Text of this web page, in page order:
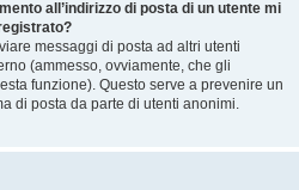
all’indirizzo di posta di un utente mi
messaggi di posta ad altri utenti
(ammesso, ovviamente, che gli
funzione). Questo serve a prevenire un
di posta da parte di utenti anonimi.